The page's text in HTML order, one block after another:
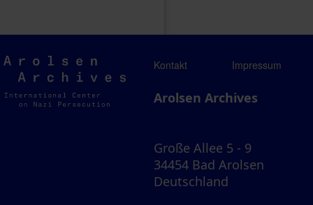
Arolsen
Archives
Kontakt Impressum
Arolsen Archives
Große Allee 5 - 9
34454 Bad Arolsen
Deutschland